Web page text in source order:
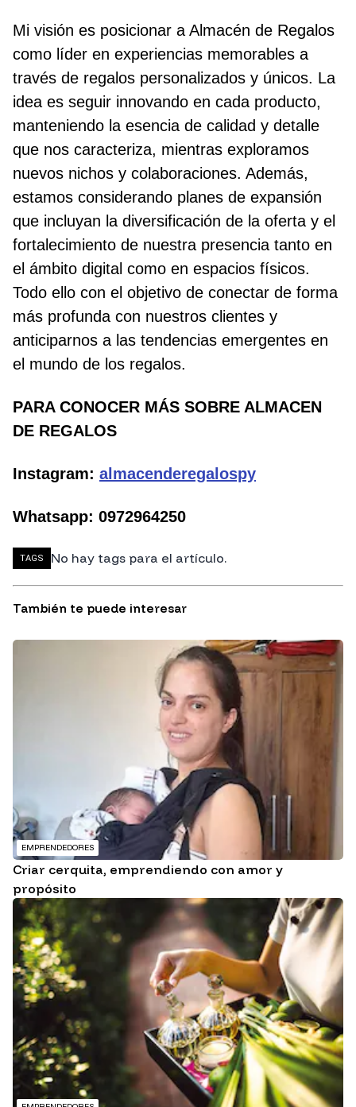
Mi visión es posicionar a Almacén de Regalos
como líder en experiencias memorables a
través de regalos personalizados y únicos. La
idea es seguir innovando en cada producto,
manteniendo la esencia de calidad y detalle
que nos caracteriza, mientras exploramos
nuevos nichos y colaboraciones. Además,
estamos considerando planes de expansión
que incluyan la diversificación de la oferta y el
fortalecimiento de nuestra presencia tanto en
el ámbito digital como en espacios físicos.
Todo ello con el objetivo de conectar de forma
más profunda con nuestros clientes y
anticiparnos a las tendencias emergentes en
el mundo de los regalos.
PARA CONOCER MÁS SOBRE ALMACEN
DE REGALOS
Instagram: almacenderegalospy
Whatsapp: 0972964250
TAGS No hay tags para el artículo.
También te puede interesar
EMPRENDEDORES
Criar cerquita, emprendiendo con amor y
propósito